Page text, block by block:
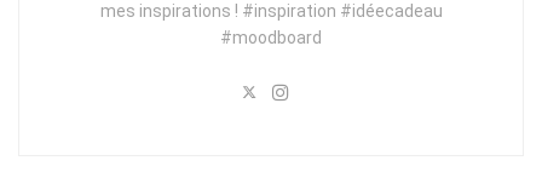
mes inspirations ! #inspiration #idéecadeau
#moodboard